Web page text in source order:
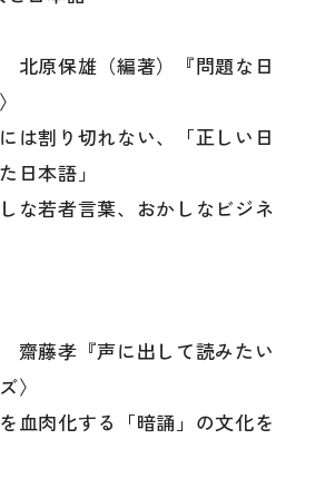
北原保雄（編著）『問題な日
割り切れない、「正しい日
日本語」
な若者言葉、おかしなビジネ
齋藤孝『声に出して読みたい
〉
肉化する「暗誦」の文化を